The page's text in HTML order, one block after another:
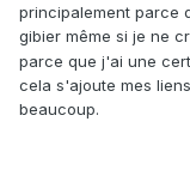
principalement parce
gibier même si je ne
parce que j'ai une
cela s'ajoute mes
beaucoup.